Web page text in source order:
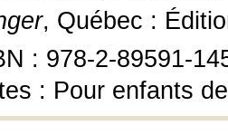
, Québec :
: 978-2-89591-
: Pour enfants